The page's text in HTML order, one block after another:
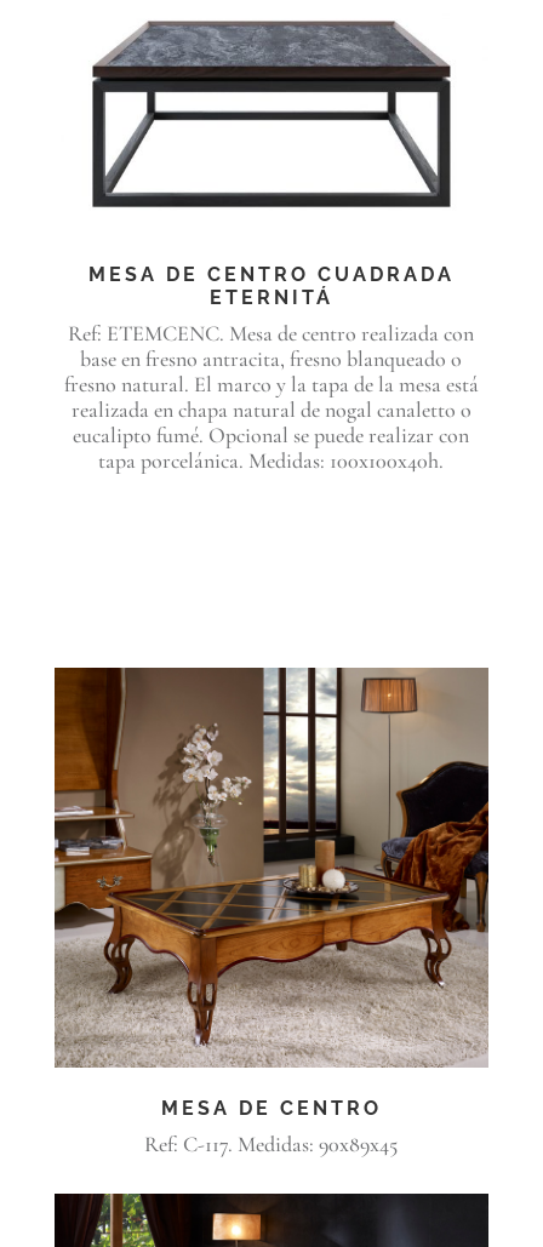
MESA DE CENTRO CUADRADA
ETERNITÁ
Ref: ETEMCENC. Mesa de centro realizada con
base en fresno antracita, fresno blanqueado o
fresno natural. El marco y la tapa de la mesa está
realizada en chapa natural de nogal canaletto o
eucalipto fumé. Opcional se puede realizar con
tapa porcelánica. Medidas: 100x100x40h.
MESA DE CENTRO
Ref: C-117. Medidas: 90x89x45